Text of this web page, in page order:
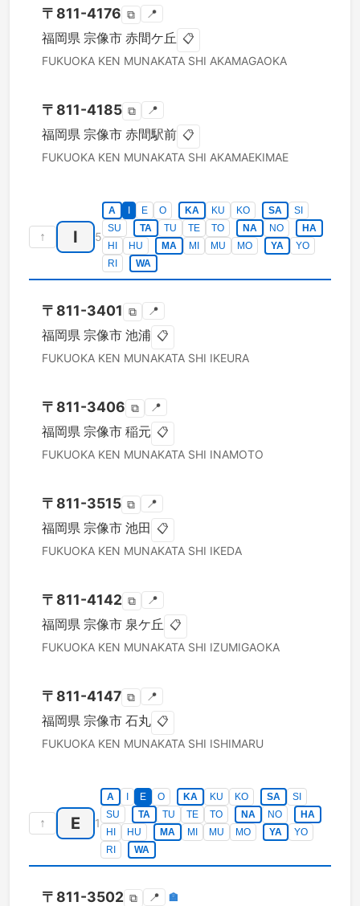
〒 811-4176 ⧉ 📍
福岡県 宗像市 赤間ケ丘 📋
FUKUOKA KEN MUNAKATA SHI AKAMAGAOKA
〒 811-4185 ⧉ 📍
福岡県 宗像市 赤間駅前 📋
FUKUOKA KEN MUNAKATA SHI AKAMAEKIMAE
↑ I 5
A E O KA KU KO SA
SI
SU
TA TU TE TO NA NO
HA
HI
HU MA MI MU MO YA
YO
RI
WA
〒 811-3401 ⧉ 📍
福岡県 宗像市 池浦 📋
FUKUOKA KEN MUNAKATA SHI IKEURA
〒 811-3406 ⧉ 📍
福岡県 宗像市 稲元 📋
FUKUOKA KEN MUNAKATA SHI INAMOTO
〒 811-3515 ⧉ 📍
福岡県 宗像市 池田 📋
FUKUOKA KEN MUNAKATA SHI IKEDA
〒 811-4142 ⧉ 📍
福岡県 宗像市 泉ケ丘 📋
FUKUOKA KEN MUNAKATA SHI IZUMIGAOKA
〒 811-4147 ⧉ 📍
福岡県 宗像市 石丸 📋
FUKUOKA KEN MUNAKATA SHI ISHIMARU
↑ E 1
A E O KA KU KO SA
SI
SU
TA TU TE TO NA NO
HA
HI
HU MA MI MU MO YA
YO
RI
WA
〒 811-3502 ⧉ 📍 🏣